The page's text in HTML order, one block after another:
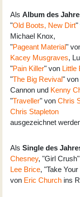
Als Album des
"Old Boots, New Dirt"
Michael Knox,
"Pageant Material"
Kacey Musgraves,
"Pain Killer" von Little
"The Big Revival" von
Cannon und Kenny
"Traveller" von Chris
Chris Stapleton
ausgezeichnet
Als Single des
Chesney, "Girl
Lee Brice, "Take
von Eric Church ins